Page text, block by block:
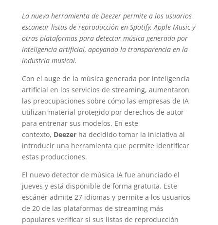
La nueva herramienta de Deezer permite a los usuarios
escanear listas de reproducción en Spotify, Apple Music y
otras plataformas para detectar música generada por
inteligencia artificial, apoyando la transparencia en la
industria musical.
Con el auge de la música generada por inteligencia
artificial en los servicios de streaming, aumentaron
las preocupaciones sobre cómo las empresas de IA
utilizan material protegido por derechos de autor
para entrenar sus modelos. En este
contexto, Deezerha decidido tomar la iniciativa al
introducir una herramienta que permite identificar
estas producciones.
El nuevo detector de música IA fue anunciado el
jueves y está disponible de forma gratuita. Este
escáner admite 27 idiomas y permite a los usuarios
de 20 de las plataformas de streaming más
populares verificar si sus listas de reproducción